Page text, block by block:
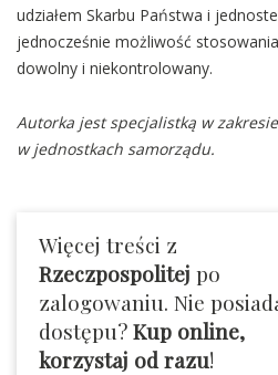
udziałem Skarbu Państwa i
jednocześnie możliwość
dowolny i niekontrolowany.
Autorka jest specjalistką w
w jednostkach samorządu.
Więcej treści z
Rzeczpospolitej po
zalogowaniu. Nie
dostępu?Kup online,
korzystaj od razu!